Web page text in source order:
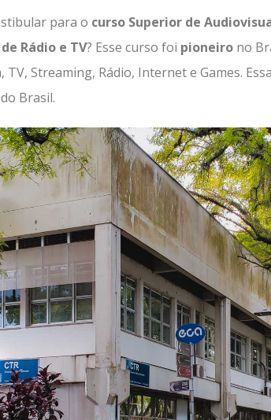
para o curso Superior de
Rádio e TV? Esse curso foi pioneiro no
TV, Streaming, Rádio, Internet e Games.
Brasil.